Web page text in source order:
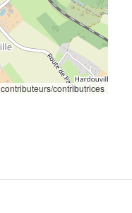
contributeurs/contributrices